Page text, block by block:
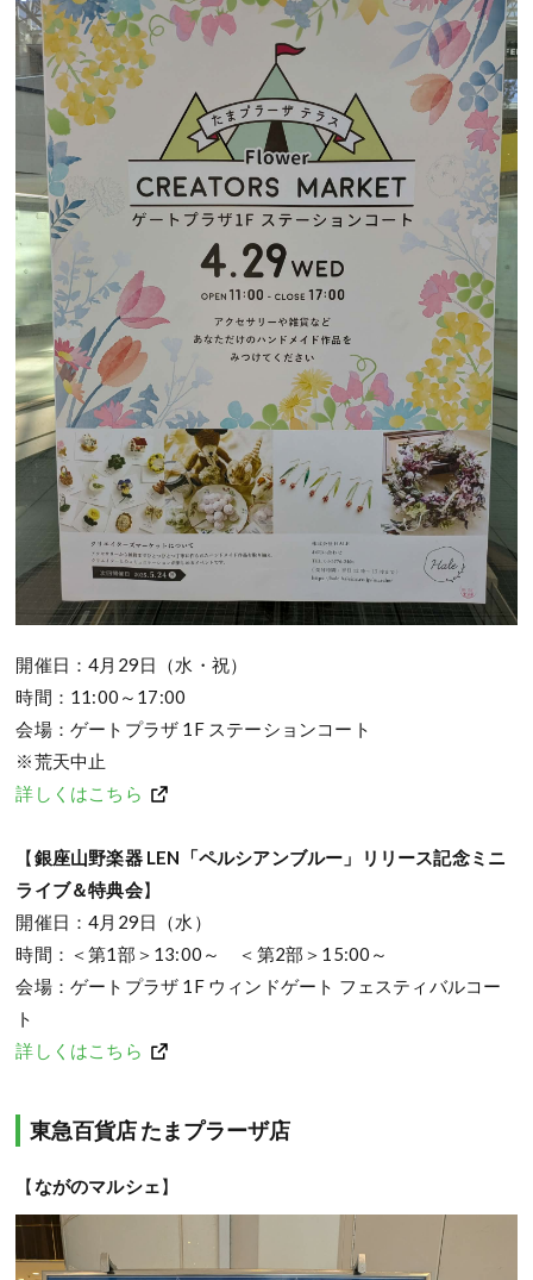
開催日：4月29日（水・祝）
時間：11:00～17:00
会場：ゲートプラザ 1F ステーションコート
※荒天中止
詳しくはこちら
【銀座山野楽器 LEN「ペルシアンブルー」リリース記念ミニ
ライブ＆特典会】
開催日：4月29日（水）
時間：＜第1部＞13:00～ ＜第2部＞15:00～
会場：ゲートプラザ 1F ウィンドゲート フェスティバルコー
ト
詳しくはこちら
東急百貨店 たまプラーザ店
【ながのマルシェ 】